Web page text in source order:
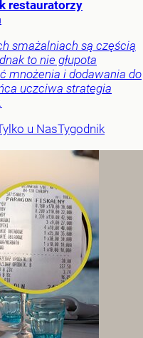
restauratorzy
smażalniach są częścią
to nie głupota
mnożenia i dodawania do
uczciwa strategia
u NasTygodnik